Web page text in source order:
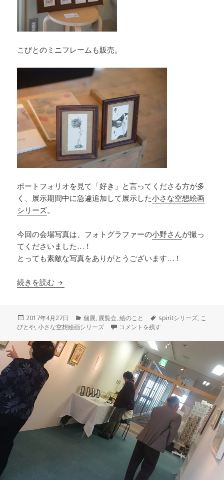
こびとのミニフレームも販売。
ポートフォリオを見て「好き」と言ってくださる方が多
く、展示期間中に急遽追加して展示した小さな空想絵画
シリーズ。
今回の会場写真は、フォトグラファーの小野さんが撮っ
てくださいました…！
とっても素敵な写真をありがとうございます…！
続きを読む ちいさな作品展
投
稿
2017年4月27日
カ
テ
リ
ー
個展, 展覧会,絵のこと
タ
グ
spiritシリーズ, こ
びとや,小さな空想絵画シリーズ ちいさな作品展 に
コメントを残す